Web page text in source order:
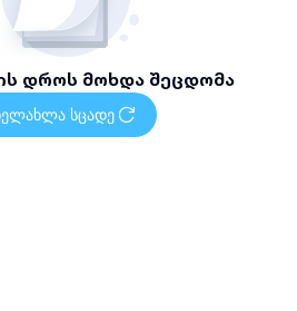
დროს მოხდა შეცდომა
სცადე